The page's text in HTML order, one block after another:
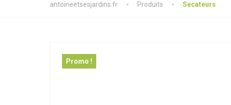
antoineetsesjardins.fr Produits Secateurs
Promo !